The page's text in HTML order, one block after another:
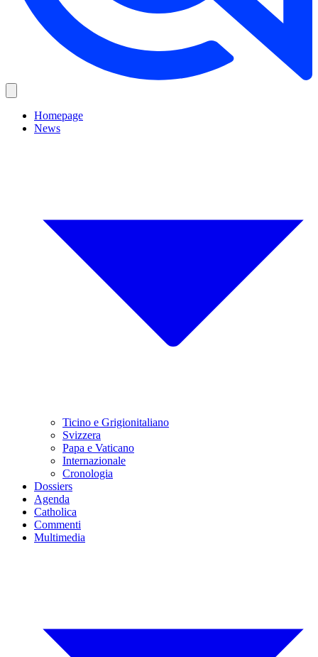
Homepage
News
Ticino e Grigionitaliano
Svizzera
Papa e Vaticano
Internazionale
Cronologia
Dossiers
Agenda
Catholica
Commenti
Multimedia